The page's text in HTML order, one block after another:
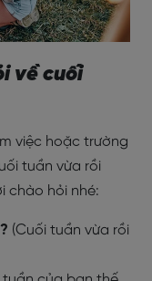
về cuối
việc hoặc trường
tuần vừa rồi
chào hỏi nhé:
(Cuối tuần vừa rồi